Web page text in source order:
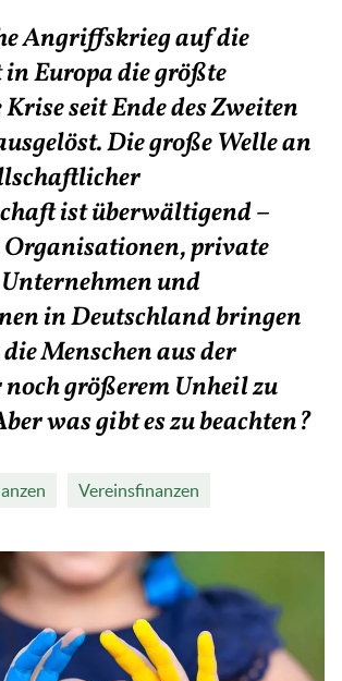
Angriffskrieg auf die
Europa die größte
seit Ende des Zweiten
Die große Welle an
ist überwältigend –
Organisationen, private
und
in Deutschland bringen
Menschen aus der
größerem Unheil zu
was gibt es zu beachten?
Vereinsfinanzen